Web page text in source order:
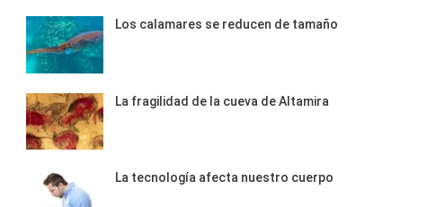
Los calamares se reducen de tamaño
La fragilidad de la cueva de Altamira
La tecnología afecta nuestro cuerpo